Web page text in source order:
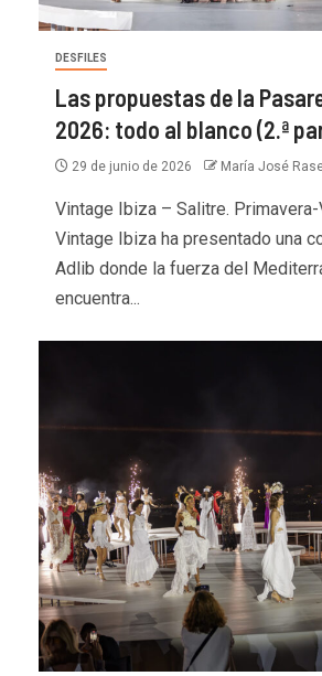
DESFILES
Las propuestas de la
2026: todo al blanco (2.ª
29 de junio de 2026 María José
Vintage Ibiza – Salitre.
Vintage Ibiza ha presentado una
Adlib donde la fuerza del
encuentra...